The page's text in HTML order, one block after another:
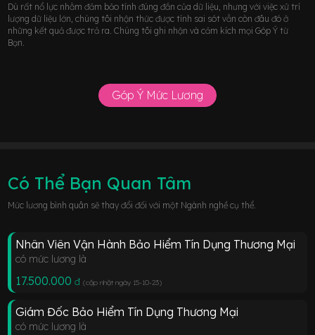
Dù rất nổ lực nhằm đảm bảo tính đúng đắn của dữ liệu, nhưng với việc xử trí
lượng dữ liệu lớn, chúng tôi nhận thức được tính sai sót vẫn còn đâu đó ở
những kết quả được trả ra. Chúng tôi ghi nhận và cảm kích mọi Góp Ý từ
Bạn.
Góp Ý Mức Lương
Có Thể Bạn Quan Tâm
Mức lương bình quân sẽ thay đổi đối với một Ngành nghề cụ thể.
Nhân Viên Vận Hành Bảo Hiểm Tín Dụng Thương Mại
có mức lương là
17.500.000 đ (cập nhật ngày 15-10-23)
Giám Đốc Bảo Hiểm Tín Dụng Thương Mại
có mức lương là